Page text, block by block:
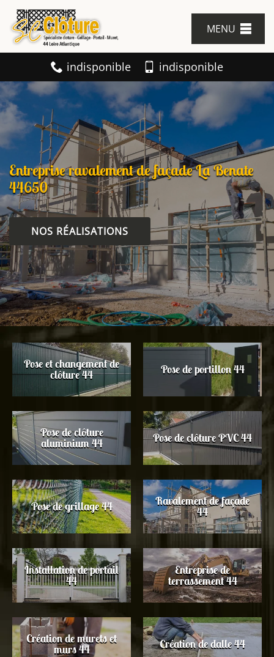
MENU
indisponible indisponible
Entreprise ravalement de façade La Benate
44650
NOS RÉALISATIONS
Pose et changement de
clôture 44 Pose de portillon 44
Pose de clôture
aluminium 44 Pose de clôture PVC 44
Pose de grillage 44 Ravalement de façade
44
Installation de portail
44
Entreprise de
terrassement 44
Création de murets et
murs 44 Création de dalle 44